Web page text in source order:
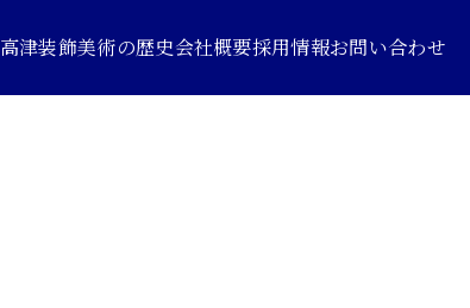
高津装飾美術の歴史会社概要採用情報お問い合わせ